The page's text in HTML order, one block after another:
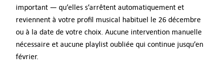
important — qu’elles s’arrêtent automatiquement et
reviennent à votre profil musical habituel le 26 décembre
ou à la date de votre choix. Aucune intervention manuelle
nécessaire et aucune playlist oubliée qui continue jusqu’en
février.